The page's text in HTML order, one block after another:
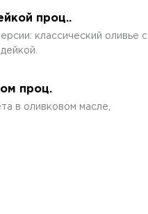
проц..
классический оливье с
проц.
в оливковом масле,